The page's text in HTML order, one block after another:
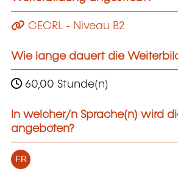
CECRL - Niveau B2
Wie lange dauert die
60,00 Stunde(n)
In welcher/n Sprache(n) wird
angeboten?
FR